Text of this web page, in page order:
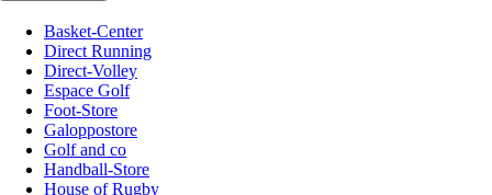
Basket-Center
Direct Running
Direct-Volley
Espace Golf
Foot-Store
Galoppostore
Golf and co
Handball-Store
House of Rugby